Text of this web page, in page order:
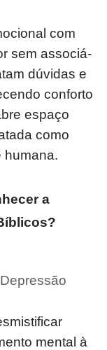
com
sem associá-
dúvidas e
conforto
espaço
como
humana.
a
mental à